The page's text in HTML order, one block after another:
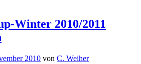
Winter 2010/2011
2010 von C. Weiher